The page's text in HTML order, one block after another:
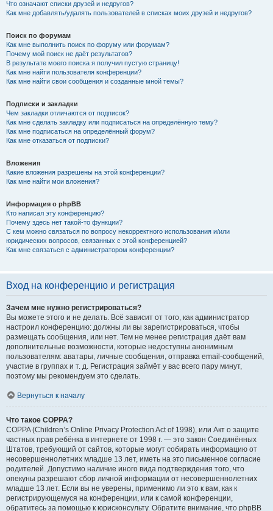
Что означают списки друзей и недругов?
Как мне добавлять/удалять пользователей в списках моих друзей и недругов?
Поиск по форумам
Как мне выполнить поиск по форуму или форумам?
Почему мой поиск не даёт результатов?
В результате моего поиска я получил пустую страницу!
Как мне найти пользователя конференции?
Как мне найти свои сообщения и созданные мной темы?
Подписки и закладки
Чем закладки отличаются от подписок?
Как мне сделать закладку или подписаться на определённую тему?
Как мне подписаться на определённый форум?
Как мне отказаться от подписки?
Вложения
Какие вложения разрешены на этой конференции?
Как мне найти мои вложения?
Информация о phpBB
Кто написал эту конференцию?
Почему здесь нет такой-то функции?
С кем можно связаться по вопросу некорректного использования и/или
юридических вопросов, связанных с этой конференцией?
Как мне связаться с администратором конференции?
Вход на конференцию и регистрация
Зачем мне нужно регистрироваться?
Вы можете этого и не делать. Всё зависит от того, как администратор
настроил конференцию: должны ли вы зарегистрироваться, чтобы
размещать сообщения, или нет. Тем не менее регистрация даёт вам
дополнительные возможности, которые недоступны анонимным
пользователям: аватары, личные сообщения, отправка email-сообщений,
участие в группах и т. д. Регистрация займёт у вас всего пару минут,
поэтому мы рекомендуем это сделать.
Вернуться к началу
Что такое COPPA?
COPPA (Children’s Online Privacy Protection Act of 1998), или Акт о защите
частных прав ребёнка в интернете от 1998 г. — это закон Соединённых
Штатов, требующий от сайтов, которые могут собирать информацию от
несовершеннолетних младше 13 лет, иметь на это письменное согласие
родителей. Допустимо наличие иного вида подтверждения того, что
опекуны разрешают сбор личной информации от несовершеннолетних
младше 13 лет. Если вы не уверены, применимо ли это к вам, как к
регистрирующемуся на конференции, или к самой конференции,
обратитесь за помощью к юрисконсульту. Обратите внимание, что phpBB